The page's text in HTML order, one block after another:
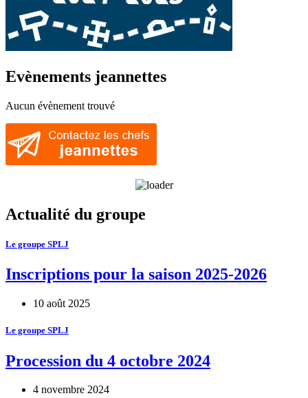
Evènements jeannettes
Aucun évènement trouvé
Actualité du groupe
Le groupe SPLJ
Inscriptions pour la saison 2025-2026
10 août 2025
Le groupe SPLJ
Procession du 4 octobre 2024
4 novembre 2024